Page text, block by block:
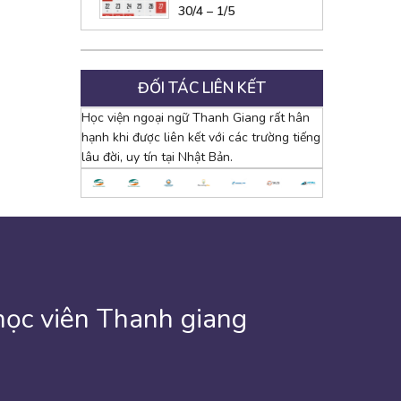
30/4 – 1/5
ĐỐI TÁC LIÊN KẾT
Học viện ngoại ngữ Thanh Giang rất hân
hạnh khi được liên kết với các trường tiếng
lâu đời, uy tín tại Nhật Bản.
viên Thanh giang
tháng trôi qua. Trước khi đến với trung tâm “Thanh
học ở trung tâm Thanh Giang đã được hai tháng rồi.
cùng cũng có kết quả rồi. Em không biết viết gì cho
mình học . Thanh Giang giống như một ngôi trường
rất nhiệt tình giúp đỡ về việc học tiếng cũng như là
tuần. Cho tới hôm nay tôi đã có 54 sáng mai thức